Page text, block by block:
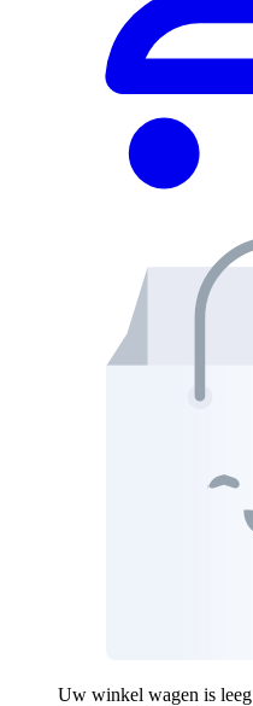
Uw winkel wagen is leeg